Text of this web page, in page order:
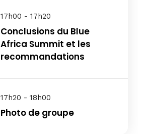
17h00 - 17h20
Conclusions du Blue
Africa Summit et les
recommandations
17h20 - 18h00
Photo de groupe